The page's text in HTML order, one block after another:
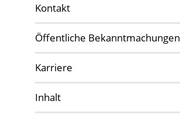
Kontakt
Öffentliche Bekanntmachungen
Karriere
Inhalt